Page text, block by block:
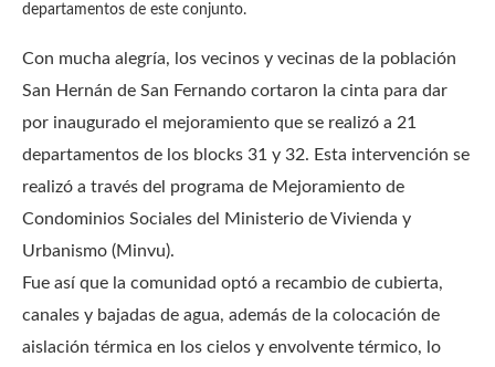
departamentos de este conjunto.
Con mucha alegría, los vecinos y vecinas de la población
San Hernán de San Fernando cortaron la cinta para dar
por inaugurado el mejoramiento que se realizó a 21
departamentos de los blocks 31 y 32. Esta intervención se
realizó a través del programa de Mejoramiento de
Condominios Sociales del Ministerio de Vivienda y
Urbanismo (Minvu).
Fue así que la comunidad optó a recambio de cubierta,
canales y bajadas de agua, además de la colocación de
aislación térmica en los cielos y envolvente térmico, lo